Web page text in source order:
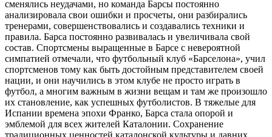
сменялись неудачами, но команда Барсы постоянно
анализировала свои ошибки и просчеты, они разбирались
тренерами, совершенствовались и создавались техники и
правила. Барса постоянно развивалась и увеличивала свой
состав. Спортсмены выращенные в Барсе с невероятной
симпатией отмечали, что футбольный клуб «Барселона», учил
спортсменов тому как быть достойным представителем своей
нации, и они научились в этом клубе не просто играть в
футбол, а многим важным в жизни вещам и там же произошло
их становление, как успешных футболистов. В тяжелые для
Испании времена эпохи Франко, Барса стала опорой и
эмблемой для всех жителей Каталонии. Сохранение
традиционных ценностей каталонской культуры и давних